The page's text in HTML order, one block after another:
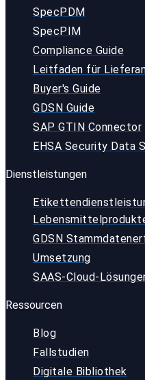
SpecPDM
SpecPIM
Compliance Guide
Leitfaden für
Buyer's Guide
GDSN Guide
SAP GTIN Connector
EHSA Security Data
Dienstleistungen
GDSN
Umsetzung
SAAS-Cloud-
Ressourcen
Blog
Fallstudien
Digitale Bibliothek